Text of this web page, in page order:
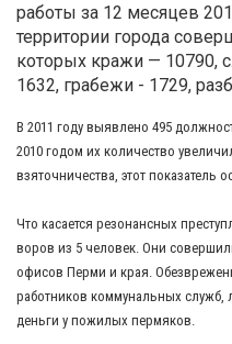
работы за 12 месяцев
территории города
которых кражи — 10790,
1632, грабежи - 1729,
В 2011 году выявлено 495
2010 годом их количество
взяточничества, этот показатель
Что касается резонансных
воров из 5 человек. Они
офисов Перми и края.
работников коммунальных служб,
деньги у пожилых пермяков.